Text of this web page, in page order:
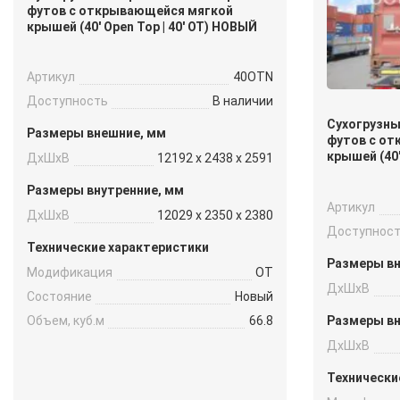
футов с открывающейся мягкой
крышей (40′ Open Top | 40′ OT) НОВЫЙ
Артикул
40OTN
Доступность
В наличии
Размеры внешние, мм
ДxШxВ
12192 x 2438 x 2591
Размеры внутренние, мм
ДxШxВ
12029 x 2350 x 2380
Технические характеристики
Модификация
OT
Состояние
Новый
Объем, куб.м
66.8
футов с
крышей
Артикул
Размеры
ДxШxВ
Размеры
ДxШxВ